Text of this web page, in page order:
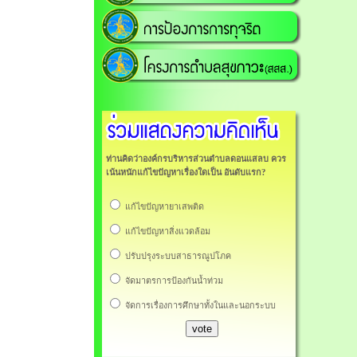
ท่านคิดว่าองค์กรบริหารส่วนตำบลดอนแสลบ ควร
เน้นหนักแก้ไขปัญหาเรื่องใดเป็น อันดับแรก?
แก้ไขปัญหายาเสพติด
แก้ไขปัญหาสิ่งแวดล้อม
ปรับปรุงระบบสาธารณูปโภค
จัดมาตรการป้องกันน้ำท่วม
จัดการเรื่องการศึกษาทั้งในและนอกระบบ